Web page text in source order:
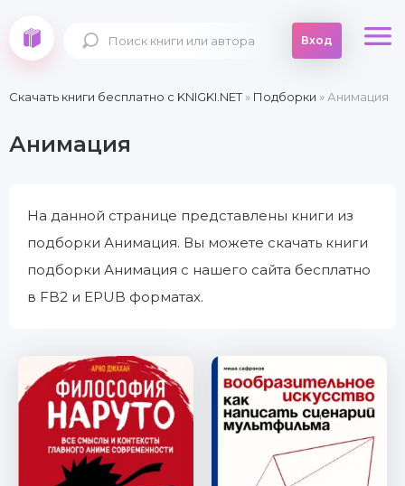
Вход
Скачать книги бесплатно c KNIGKI.NET» Подборки » Анимация
Анимация
На данной странице представлены книги из
подборки Анимация. Вы можете скачать книги
подборки Анимация с нашего сайта бесплатно
в FB2 и EPUB форматах.